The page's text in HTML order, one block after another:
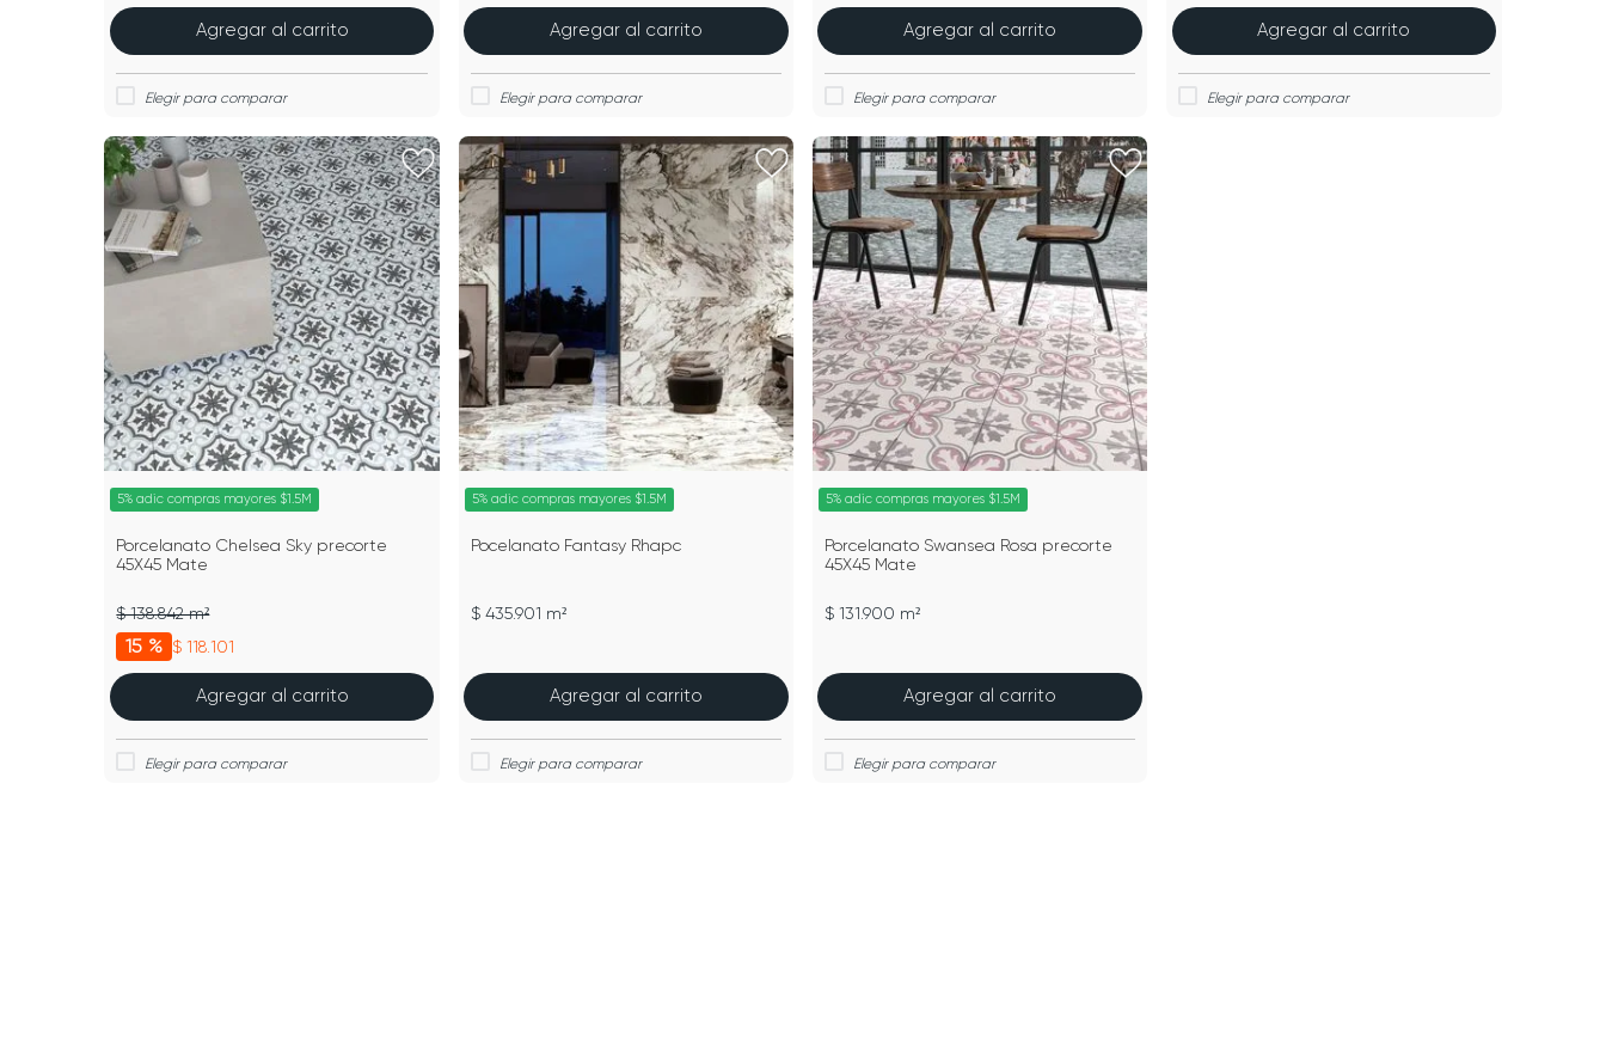
Agregar al carrito Agregar al carrito Agregar al carrito Agregar al carrito
5% adic compras mayores $1.5M
Porcelanato Chelsea Sky precorte
45X45 Mate
15 % $ 118.101
$ 138.842 m²
Agregar al carrito
5% adic compras mayores $1.5M
Pocelanato Fantasy Rhapc
$ 435.901 m²
Agregar al carrito
5% adic compras mayores $1.5M
Porcelanato Swansea Rosa precorte
45X45 Mate
$ 131.900 m²
Agregar al carrito